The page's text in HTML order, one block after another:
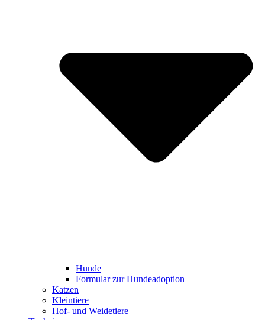
Hunde
Formular zur Hundeadoption
Katzen
Kleintiere
Hof- und Weidetiere